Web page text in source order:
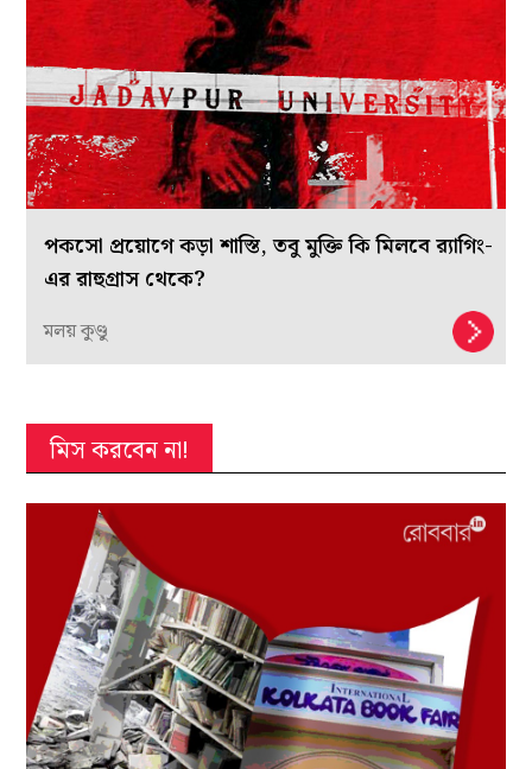
পকসো প্রয়োগে কড়া শাস্তি, তবু মুক্তি কি মিলবে র‍্যাগিং-
এর রাহুগ্রাস থেকে?
মলয় কুণ্ডু
মিস করবেন না!